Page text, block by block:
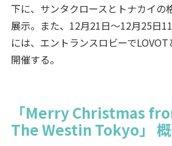
下に、サンタクロースとトナカイの
展示。また、12月21日～12月25日
には、エントランスロビーで
開催する。
「Merry Christmas
The Westin Tokyo」